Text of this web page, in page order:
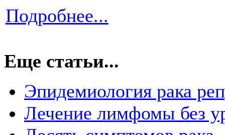
Подробнее...
Еще статьи...
Эпидемиология рака
Лечение лимфомы без